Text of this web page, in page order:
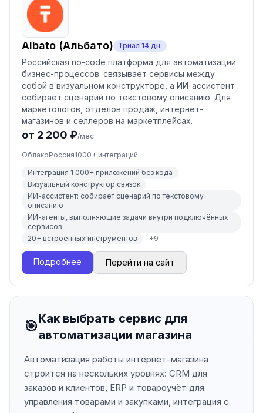
Albato (Альбато) Триал 14 дн.
Российская no-code платформа для автоматизации
бизнес-процессов: связывает сервисы между
собой в визуальном конструкторе, а ИИ-ассистент
собирает сценарий по текстовому описанию. Для
маркетологов, отделов продаж, интернет-
магазинов и селлеров на маркетплейсах.
от 2 200 ₽/мес
ОблакоРоссия1000+ интеграций
Интеграция 1 000+ приложений без кода
Визуальный конструктор связок
ИИ-ассистент: собирает сценарий по текстовому
описанию
ИИ-агенты, выполняющие задачи внутри подключённых
сервисов
20+ встроенных инструментов
+9
Подробнее Перейти на сайт
🎯Как выбрать сервис для
автоматизации магазина
Автоматизация работы интернет-магазина
строится на нескольких уровнях: CRM для
заказов и клиентов, ERP и товароучёт для
управления товарами и закупками, интеграция с